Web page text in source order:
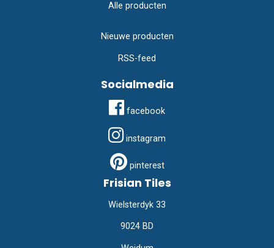
Alle producten
Nieuwe producten
RSS-feed
Socialmedia
facebook
instagram
pinterest
Frisian Tiles
Wielsterdyk 33
9024 BD